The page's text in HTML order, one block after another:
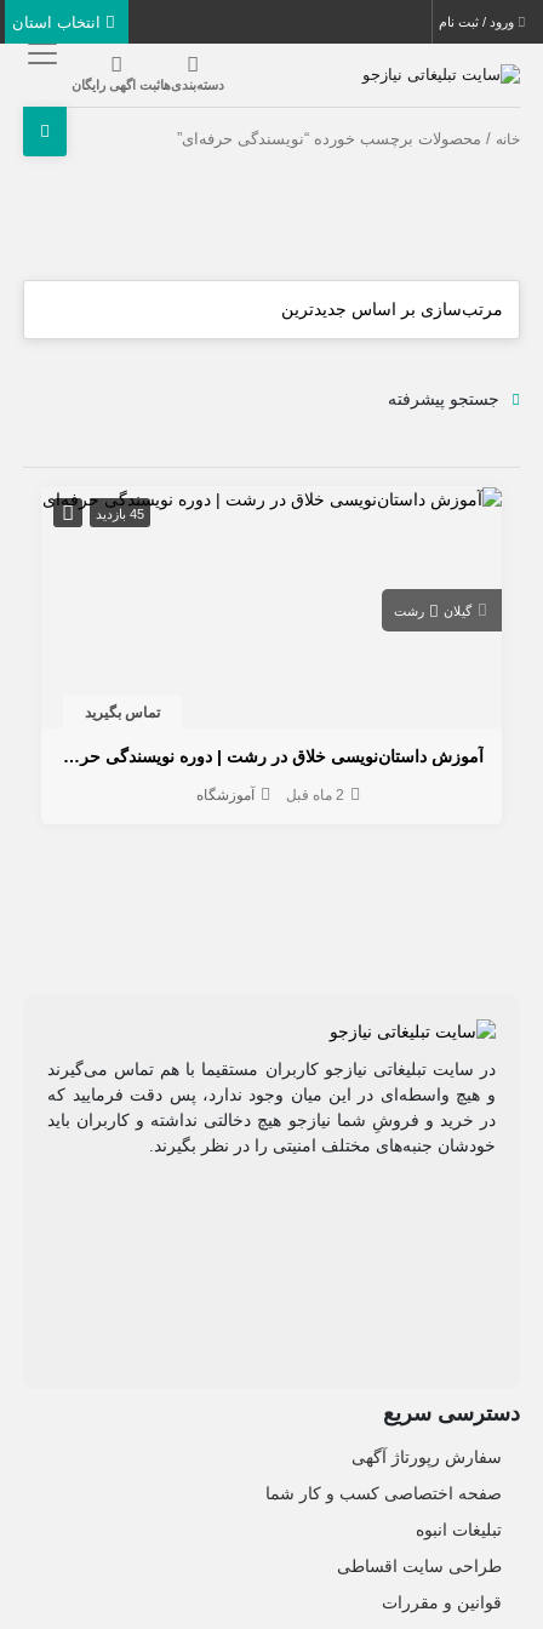
ورود / ثبت نام
دسته‌بندی‌هاثبت اگهی رایگان
خانه / محصولات برچسب خورده “نویسندگی حرفه‌ای”
جستجو پیشرفته
45 بازدید
گیلان رشت
تماس بگیرید
آموزش داستان‌نویسی خلاق در رشت | دوره نویسندگی حرفه‌ای
2 ماه قبل آموزشگاه
در سایت تبلیغاتی نیازجو کاربران مستقیما با هم تماس می‌گیرند
و هیچ واسطه‌ای در این میان وجود ندارد، پس دقت فرمایید که
در خرید و فروشِ شما نیازجو هیچ دخالتی نداشته و کاربران باید
خودشان جنبه‌های مختلف امنیتی را در نظر بگیرند.
دسترسی سریع
سفارش رپورتاژ آگهی
صفحه اختصاصی کسب و کار شما
تبلیغات انبوه
طراحی سایت اقساطی
قوانین و مقررات